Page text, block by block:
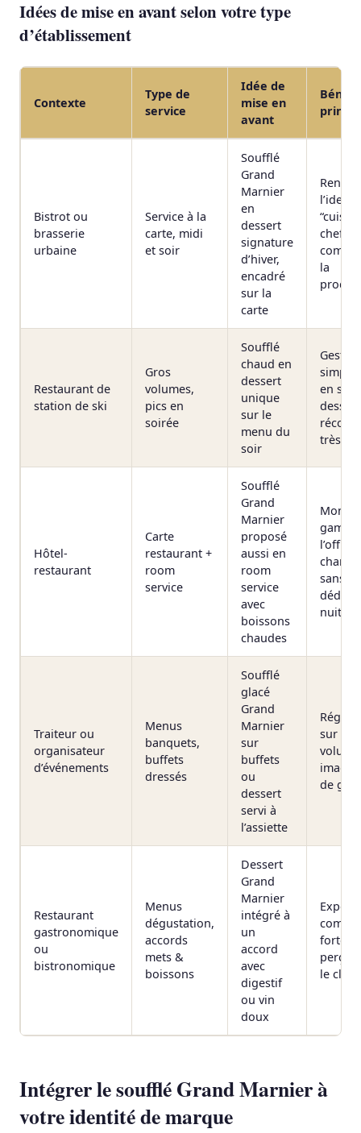
Idées de mise en avant selon votre type
d’établissement
Contexte
Type de
service
Idée de
mise en
avant
Bistrot ou
brasserie
urbaine
Service à la
carte, midi
et soir
Soufflé
Grand
Marnier
en
dessert
signature
d’hiver,
encadré
sur la
carte
chef”
la
Restaurant de
station de ski
Gros
volumes,
pics en
soirée
Soufflé
chaud en
dessert
unique
sur le
menu du
soir
Gestion
en
dessert
très
Hôtel-
restaurant
Carte
restaurant +
room
service
Soufflé
Grand
Marnier
proposé
aussi en
room
service
avec
boissons
chaudes
l’offre
sans
dédiée
nuit
Traiteur ou
organisateur
d’événements
Menus
banquets,
buffets
dressés
Soufflé
glacé
Grand
Marnier
sur
buffets
ou
dessert
servi à
l’assiette
sur de
image
de
Restaurant
gastronomique
ou
bistronomique
Menus
dégustation,
accords
mets &
boissons
Dessert
Grand
Marnier
intégré à
un
accord
avec
digestif
ou vin
doux
forte
le
Intégrer le soufflé Grand Marnier à
votre identité de marque